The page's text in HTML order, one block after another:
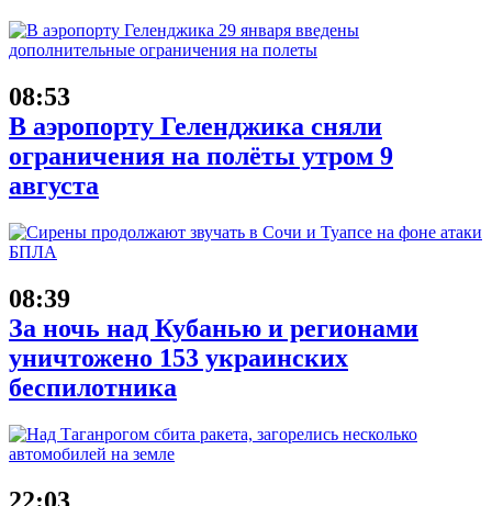
08:53
В аэропорту Геленджика сняли
ограничения на полёты утром 9
августа
08:39
За ночь над Кубанью и регионами
уничтожено 153 украинских
беспилотника
22:03